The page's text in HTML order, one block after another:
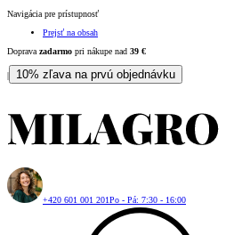
Navigácia pre prístupnosť
Prejsť na obsah
Doprava zadarmo pri nákupe nad 39 €
| 10% zľava na prvú objednávku
+420 601 001 201Po - Pá: 7:30 - 16:00